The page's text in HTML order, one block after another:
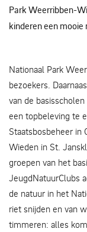
Park Weerribben-
kinderen een
Nationaal Park
bezoekers.
van de
een topbeleving te
Staatsbosbeheer in
Wieden in St.
groepen van het
JeugdNatuurClubs
de natuur in het
riet snijden en van
timmeren: alles